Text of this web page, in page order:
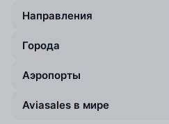
Направления
Города
Аэропорты
Aviasales в мире